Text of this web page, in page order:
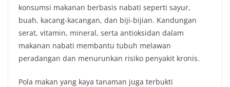
konsumsi makanan berbasis nabati seperti sayur,
buah, kacang-kacangan, dan biji-bijian. Kandungan
serat, vitamin, mineral, serta antioksidan dalam
makanan nabati membantu tubuh melawan
peradangan dan menurunkan risiko penyakit kronis.
Pola makan yang kaya tanaman juga terbukti